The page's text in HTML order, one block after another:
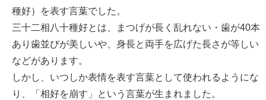
種好）を表す言葉でした。
三十二相八十種好とは、まつげが長く乱れない・歯が40本
あり歯並びが美しいや、身長と両手を広げた長さが等しい
などがあります。
しかし、いつしか表情を表す言葉として使われるようにな
り、「相好を崩す」という言葉が生まれました。